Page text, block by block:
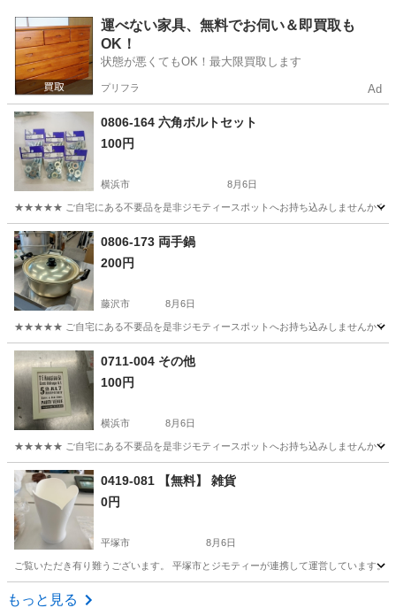
神奈川 平塚市 生活雑貨
運べない家具、無料でお伺い＆即買取も
OK！
状態が悪くてもOK！最大限買取します
プリフラ Ad
0806-164 六角ボルトセット
100円
横浜市 8月6日
★★★★★ ご自宅にある不要品を是非ジモティースポットへお持ち込みしませんか？
神奈川 横浜市 ボルト
0806-173 両手鍋
200円
藤沢市 8月6日
★★★★★ ご自宅にある不要品を是非ジモティースポットへお持ち込みしませんか？
神奈川 藤沢市 手鍋
0711-004 その他
100円
横浜市 8月6日
★★★★★ ご自宅にある不要品を是非ジモティースポットへお持ち込みしませんか？
神奈川 横浜市 現地
0419-081 【無料】 雑貨
0円
平塚市 8月6日
ご覧いただき有り難うございます。 平塚市とジモティーが連携して運営していま
神奈川 平塚市
もっと見る